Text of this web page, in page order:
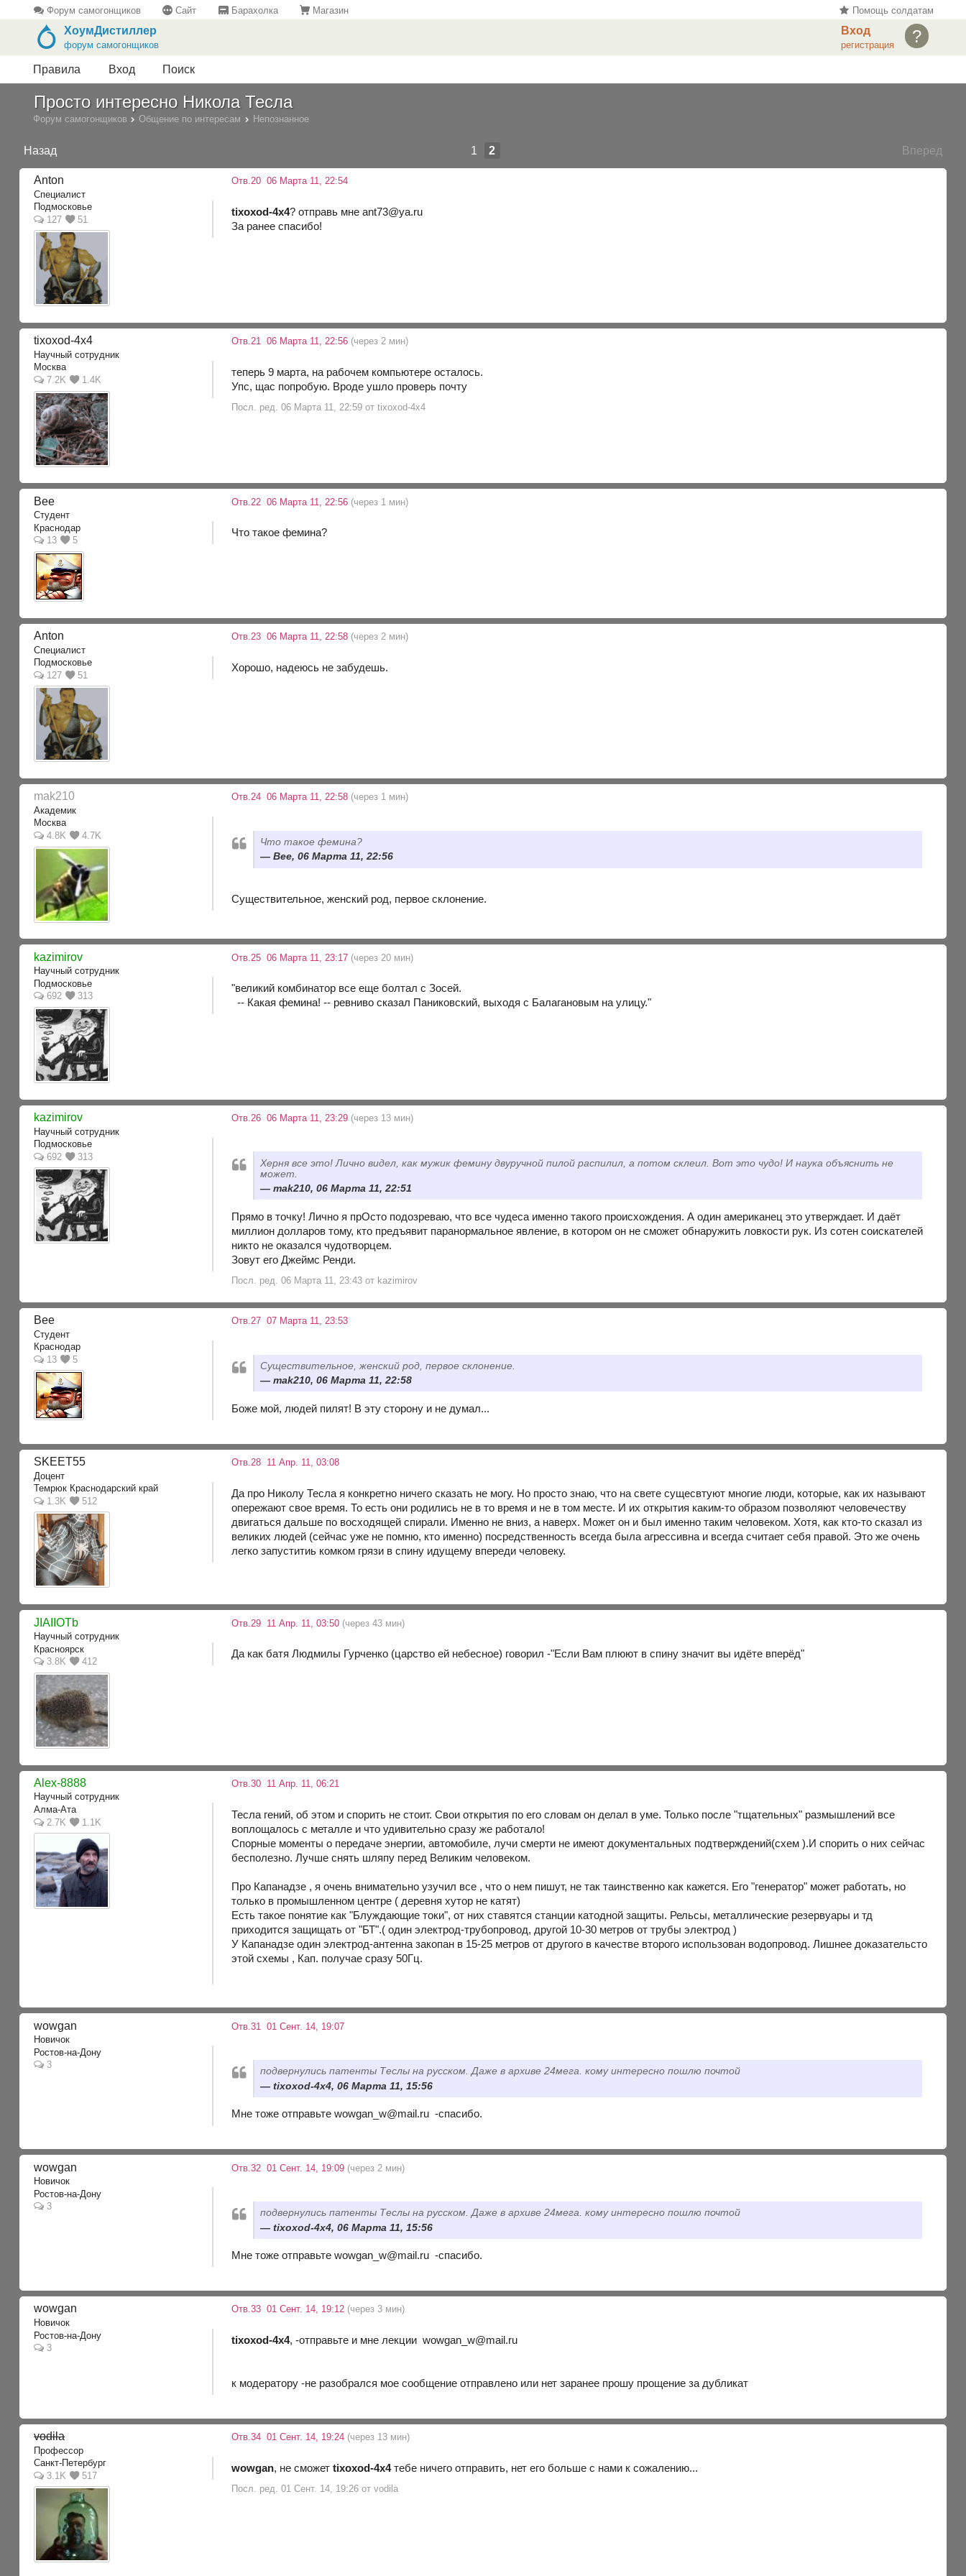
Форум самогонщиков Сайт Барахолка Магазин Помощь солдатам
?
Вход
регистрация
ХоумДистиллер
форум самогонщиков
Правила Вход Поиск
Просто интересно Никола Тесла
Форум самогонщиков Общение по интересам Непознанное
Назад Вперед
1 2
Anton
Специалист
Подмосковье
127
51
Отв.20 06 Марта 11, 22:54
tixoxod-4x4? отправь мне ant73@ya.ru
За ранее спасибо!
tixoxod-4x4
Научный сотрудник
Москва
7.2K
1.4K
Отв.21 06 Марта 11, 22:56 (через 2 мин)
теперь 9 марта, на рабочем компьютере осталось.
Упс, щас попробую. Вроде ушло проверь почту
Посл. ред. 06 Марта 11, 22:59 от tixoxod-4x4
Bee
Студент
Краснодар
13
5
Отв.22 06 Марта 11, 22:56 (через 1 мин)
Что такое фемина?
Anton
Специалист
Подмосковье
127
51
Отв.23 06 Марта 11, 22:58 (через 2 мин)
Хорошо, надеюсь не забудешь.
mak210
Академик
Москва
4.8K
4.7K
Отв.24 06 Марта 11, 22:58 (через 1 мин)
Что такое фемина?
Bee, 06 Марта 11, 22:56
Существительное, женский род, первое склонение.
kazimirov
Научный сотрудник
Подмосковье
692
313
Отв.25 06 Марта 11, 23:17 (через 20 мин)
"великий комбинатор все еще болтал с Зосей.
-- Какая фемина! -- ревниво сказал Паниковский, выходя с Балагановым на улицу."
kazimirov
Научный сотрудник
Подмосковье
692
313
Отв.26 06 Марта 11, 23:29 (через 13 мин)
Херня все это! Лично видел, как мужик фемину двуручной пилой распилил, а потом склеил. Вот это чудо! И наука объяснить не
может.
mak210, 06 Марта 11, 22:51
Прямо в точку! Лично я прОсто подозреваю, что все чудеса именно такого происхождения. А один американец это утверждает. И даёт
миллион долларов тому, кто предъявит паранормальное явление, в котором он не сможет обнаружить ловкости рук. Из сотен соискателей
никто не оказался чудотворцем.
Зовут его Джеймс Ренди.
Посл. ред. 06 Марта 11, 23:43 от kazimirov
Bee
Студент
Краснодар
13
5
Отв.27 07 Марта 11, 23:53
Существительное, женский род, первое склонение.
mak210, 06 Марта 11, 22:58
Боже мой, людей пилят! В эту сторону и не думал...
SKEET55
Доцент
Темрюк Краснодарский край
1.3K
512
Отв.28 11 Апр. 11, 03:08
Да про Николу Тесла я конкретно ничего сказать не могу. Но просто знаю, что на свете сущесвтуют многие люди, которые, как их называют
опережают свое время. То есть они родились не в то время и не в том месте. И их открытия каким-то образом позволяют человечеству
двигаться дальше по восходящей спирали. Именно не вниз, а наверх. Может он и был именно таким человеком. Хотя, как кто-то сказал из
великих людей (сейчас уже не помню, кто именно) посредственность всегда была агрессивна и всегда считает себя правой. Это же очень
легко запуститиь комком грязи в спину идущему впереди человеку.
JIAIIOTb
Научный сотрудник
Красноярск
3.8K
412
Отв.29 11 Апр. 11, 03:50 (через 43 мин)
Да как батя Людмилы Гурченко (царство ей небесное) говорил -"Если Вам плюют в спину значит вы идёте вперёд"
Alex-8888
Научный сотрудник
Алма-Ата
2.7K
1.1K
Отв.30 11 Апр. 11, 06:21
Тесла гений, об этом и спорить не стоит. Свои открытия по его словам он делал в уме. Только после "тщательных" размышлений все
воплощалось с металле и что удивительно сразу же работало!
Спорные моменты о передаче энергии, автомобиле, лучи смерти не имеют документальных подтверждений(схем ).И спорить о них сейчас
бесполезно. Лучше снять шляпу перед Великим человеком.
Про Капанадзе , я очень внимательно узучил все , что о нем пишут, не так таинственно как кажется. Его "генератор" может работать, но
только в промышленном центре ( деревня хутор не катят)
Есть такое понятие как "Блуждающие токи", от них ставятся станции катодной защиты. Рельсы, металлические резервуары и тд
приходится защищать от "БТ".( один электрод-трубопровод, другой 10-30 метров от трубы электрод )
У Капанадзе один электрод-антенна закопан в 15-25 метров от другого в качестве второго использован водопровод. Лишнее доказательсто
этой схемы , Кап. получае сразу 50Гц.
wowgan
Новичок
Ростов-на-Дону
3
Отв.31 01 Сент. 14, 19:07
подвернулись патенты Теслы на русском. Даже в архиве 24мега. кому интересно пошлю почтой
tixoxod-4x4, 06 Марта 11, 15:56
Мне тоже отправьте wowgan_w@mail.ru -спасибо.
wowgan
Новичок
Ростов-на-Дону
3
Отв.32 01 Сент. 14, 19:09 (через 2 мин)
подвернулись патенты Теслы на русском. Даже в архиве 24мега. кому интересно пошлю почтой
tixoxod-4x4, 06 Марта 11, 15:56
Мне тоже отправьте wowgan_w@mail.ru -спасибо.
wowgan
Новичок
Ростов-на-Дону
3
Отв.33 01 Сент. 14, 19:12 (через 3 мин)
tixoxod-4x4, -отправьте и мне лекции wowgan_w@mail.ru
к модератору -не разобрался мое сообщение отправлено или нет заранее прошу прощение за дубликат
vodila
Профессор
Санкт-Петербург
3.1K
517
Отв.34 01 Сент. 14, 19:24 (через 13 мин)
wowgan, не сможетtixoxod-4x4тебе ничего отправить, нет его больше с нами к сожалению...
Посл. ред. 01 Сент. 14, 19:26 от vodila